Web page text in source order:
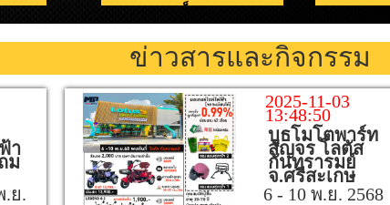
น็อค
ข่าวสารและกิจกรรม
า
ม
.ย.
2025-11-03
13:48:50
บูธโมโตพาร์ท
สัญจร โลตัส
กันทรารมย์
จ.ศรีสะเกษ
6 - 10 พ.ย. 2568